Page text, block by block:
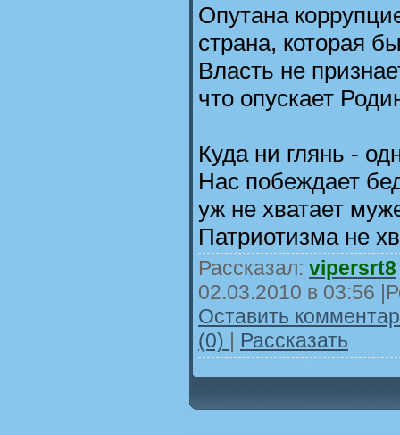
Опутана
страна, которая
Власть не
что опускает
Куда ни глянь -
Нас побеждает
уж не хватает
Патриотизма не
Рассказал: vipersrt8
02.03.2010 в 03:56
Оставить
(0) | Рассказать